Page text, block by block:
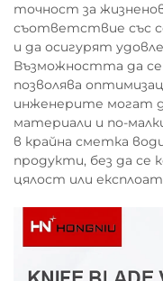
точност за
съответствие със
и да осигурят
Възможността да
позволява
инженерите могат
материали и по-
в крайна сметка
продукти, без да
цялост или